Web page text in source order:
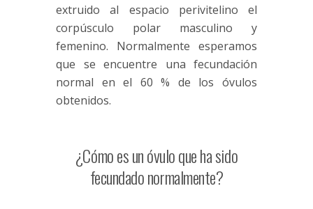
extruido al espacio perivitelino el
corpúsculo polar masculino y
femenino. Normalmente esperamos
que se encuentre una fecundación
normal en el 60 % de los óvulos
obtenidos.
¿Cómo es un óvulo que ha sido
fecundado normalmente?